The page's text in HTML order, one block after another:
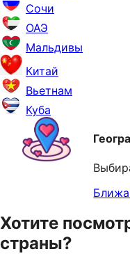
Сочи
ОАЭ
Мальдивы
Китай
Вьетнам
Куба
Хотите
страны?